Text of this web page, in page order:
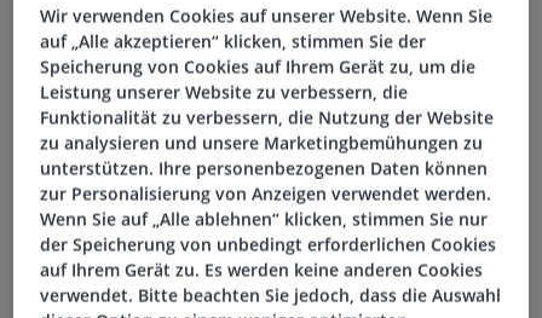
Optimierung und Digitalisierung interner
Buchhaltungsprozesse
Bearbeitung der täglichen Finanzbuchhaltung inklusive
Debitoren-, Kreditoren- und Sachkonten sowie Bank-
und Kassenbuchungen
Prüfung, Kontierung und Buchung von Eingangs- und
Ausgangsrechnungen
Abstimmung von Konten, Pflege der
Buchhaltungsunterlagen und Klärung offener Posten
Ansprechpartner/in für interne Abteilungen und
Wir verwenden Cookies auf unserer Website. Wenn Sie
auf „Alle akzeptieren“ klicken, stimmen Sie der
Speicherung von Cookies auf Ihrem Gerät zu, um die
Leistung unserer Website zu verbessern, die
Funktionalität zu verbessern, die Nutzung der Website
zu analysieren und unsere Marketingbemühungen zu
unterstützen. Ihre personenbezogenen Daten können
zur Personalisierung von Anzeigen verwendet werden.
Wenn Sie auf „Alle ablehnen“ klicken, stimmen Sie nur
der Speicherung von unbedingt erforderlichen Cookies
auf Ihrem Gerät zu. Es werden keine anderen Cookies
verwendet. Bitte beachten Sie jedoch, dass die Auswahl